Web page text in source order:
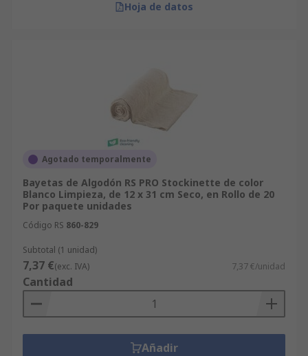
Hoja de datos
Agotado temporalmente
Bayetas de Algodón RS PRO Stockinette de color
Blanco Limpieza, de 12 x 31 cm Seco, en Rollo de 20
Por paquete unidades
Código RS 860-829
Subtotal (1 unidad)
7,37 €(exc. IVA) 7,37 €/unidad
Cantidad
Añadir